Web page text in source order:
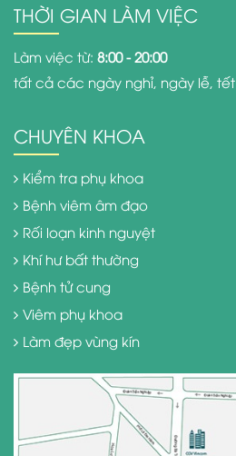
THỜI GIAN LÀM VIỆC
Làm việc từ: 8:00 - 20:00
tất cả các ngày nghỉ, ngày lễ, tết
CHUYÊN KHOA
Kiểm tra phụ khoa
Bệnh viêm âm đạo
Rối loạn kinh nguyệt
Khí hư bất thường
Bệnh tử cung
Viêm phụ khoa
Làm đẹp vùng kín